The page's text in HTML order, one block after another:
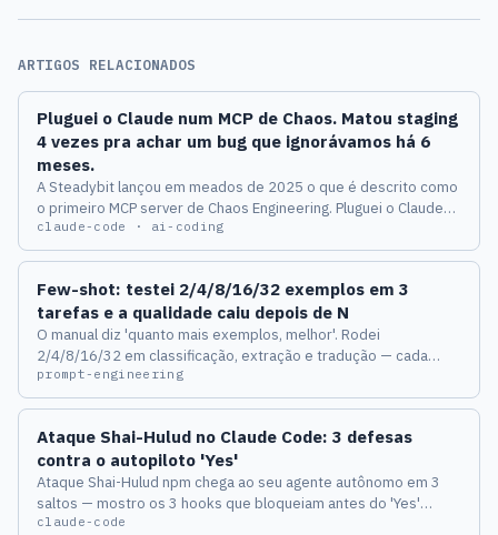
ARTIGOS RELACIONADOS
Pluguei o Claude num MCP de Chaos. Matou staging
4 vezes pra achar um bug que ignorávamos há 6
meses.
A Steadybit lançou em meados de 2025 o que é descrito como
o primeiro MCP server de Chaos Engineering. Pluguei o Claude
Code e pedi numa frase só: desenha experimentos pra testar a
resiliência do payment-service sob pressão de connection
derrubou o staging inteiro e expôs um bug real de produção
que tava lá há meio ano. Hoje conto a corrida, o bug, e os 3
guardrails que agora exijo antes de deixar qualquer IA
desenhar experimento de chaos.
claude-code · ai-coding
Few-shot: testei 2/4/8/16/32 exemplos em 3
tarefas e a qualidade caiu depois de N
O manual diz 'quanto mais exemplos, melhor'. Rodei
2/4/8/16/32 em classificação, extração e tradução — cada
tarefa tem um ponto ótimo diferente. Passar disso piora F1 e
triplica o custo.
prompt-engineering
Ataque Shai-Hulud no Claude Code: 3 defesas
contra o autopiloto 'Yes'
Ataque Shai-Hulud npm chega ao seu agente autônomo em 3
saltos — mostro os 3 hooks que bloqueiam antes do 'Yes'
automático executar comandos.
claude-code